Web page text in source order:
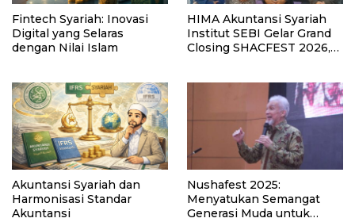
Fintech Syariah: Inovasi
Digital yang Selaras
dengan Nilai Islam
HIMA Akuntansi Syariah
Institut SEBI Gelar Grand
Closing SHACFEST 2026,
Ethical and Future-
Oriented Competence”
Akuntansi Syariah dan
Harmonisasi Standar
Akuntansi
Nushafest 2025:
Menyatukan Semangat
Generasi Muda untuk